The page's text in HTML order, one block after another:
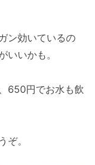
ン効いているの
いいかも。
650円でお水も飲
ぞ。